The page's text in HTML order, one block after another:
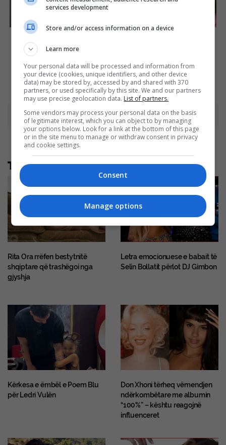
Why Did He Leave At The
Peak Of This Show's Run?
Shocking Turn Of Event:
Brainberries
Advertisement
Të tjera nga rubrika
Rita Ora rrëfen bestytnitë
shqiptare që trashëgoi nga
gjyshja
Letra emocionuese e babait të
Selin Bollatit përlot DJ Gimbon
Kërkesa e ëmbël e Poem Blu
për Ledri Vulën
Don Xhoni tërheq vëmendjen
ndërkombëtare me albumin
“100%” – kështu reagojnë
influenceret
services development
Store and/or access information on a device
Learn more
Your personal data will be processed and information from
your device (cookies, unique identifiers, and other device
data) may be stored by, accessed by and shared with 370
partners, or used specifically by this site. We and our partners
may use precise geolocation data. List of partners.
Some vendors may process your personal data on the basis
of legitimate interest, which you can object to by managing
your options below. Look for a link at the bottom of this page
or in the site menu to manage or withdraw consent in privacy
and cookie settings.
Consent
Manage options